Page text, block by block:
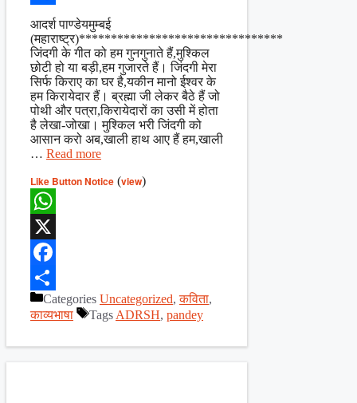
Share
आदर्श पाण्डेयमुम्बई
(महाराष्ट्र)********************************
जिंदगी के गीत को हम गुनगुनाते हैं,मुश्किल
छोटी हो या बड़ी,हम गुजारते हैं। जिंदगी मेरा
सिर्फ किराए का घर है,यकीन मानो ईश्वर के
हम किरायेदार हैं। ब्रह्मा जी लेकर बैठे हैं जो
पोथी और पत्रा,किरायेदारों का उसी में होता
है लेखा-जोखा। मुश्किल भरी जिंदगी को
आसान करो अब,खाली हाथ आए हैं हम,खाली
… Read more
Like Button Notice (view)
WhatsApp
X
Facebook
ShareCategories Uncategorized,कविता,
काव्यभाषा
Tags ADRSH, pandey